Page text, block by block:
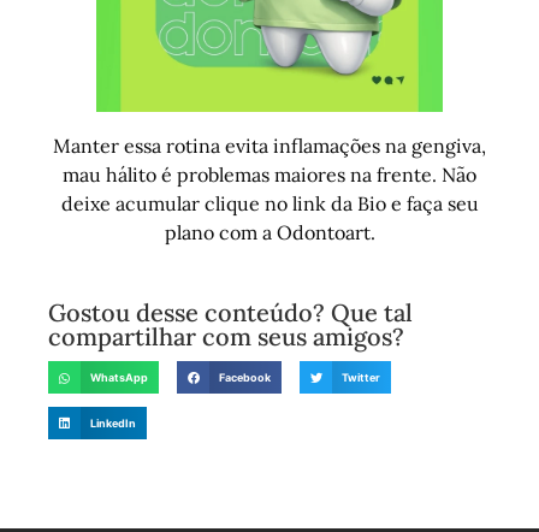
Manter essa rotina evita inflamações na gengiva,
mau hálito é problemas maiores na frente. Não
deixe acumular clique no link da Bio e faça seu
plano com a Odontoart.
Gostou desse conteúdo? Que tal
compartilhar com seus amigos?
WhatsApp Facebook Twitter
LinkedIn